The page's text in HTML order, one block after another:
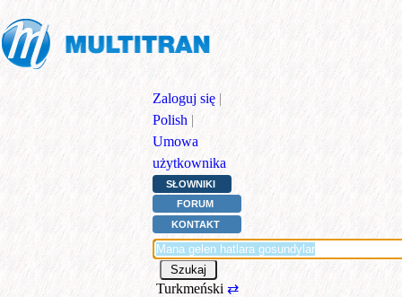
Zaloguj się |
Polish |
Umowa
użytkownika
SŁOWNIKI
FORUM
KONTAKT
Turkmeński ⇄